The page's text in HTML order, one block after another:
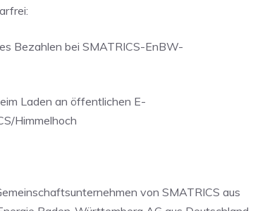
Bezahlen bei SMATRICS-EnBW-
Laden an öffentlichen E-
Himmelhoch
von SMATRICS aus